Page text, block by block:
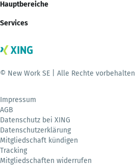
Hauptbereiche
Services
© New Work SE | Alle Rechte vorbehalten
Impressum
AGB
Datenschutz bei XING
Datenschutzerklärung
Mitgliedschaft kündigen
Tracking
Mitgliedschaften widerrufen